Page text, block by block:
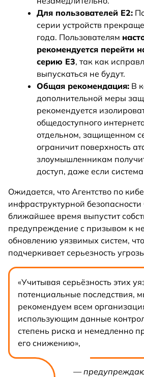
Для пользователей E2:
серии устройств
года. Пользователям
рекомендуется перейти
серию E3, так как
выпускаться не будут.
Общая рекомендация: В
дополнительной меры
рекомендуется
общедоступного
отдельном, защищенном
ограничит поверхность
злоумышленникам
доступ, даже если
Ожидается, что Агентство по
инфраструктурной
ближайшее время выпустит
предупреждение с призывом к
обновлению уязвимых систем,
подчеркивает серьезность
«Учитывая серьёзность этих
потенциальные последствия,
рекомендуем всем
использующим данные
степень риска и немедленно
его снижению»,
—